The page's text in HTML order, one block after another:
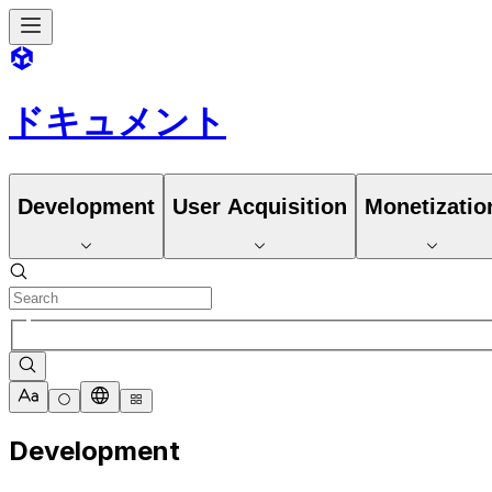
ドキュメント
Development User Acquisition
Development